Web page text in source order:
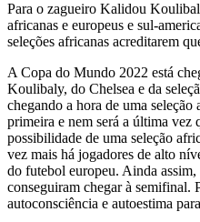
Para o zagueiro Kalidou
africanas e europeus e sul-
seleções africanas acreditarem
A Copa do Mundo 2022 está
Koulibaly, do Chelsea e da
chegando a hora de uma
primeira e nem será a última vez
possibilidade de uma seleção
vez mais há jogadores de alto
do futebol europeu. Ainda
conseguiram chegar à semifinal.
autoconsciência e autoestima